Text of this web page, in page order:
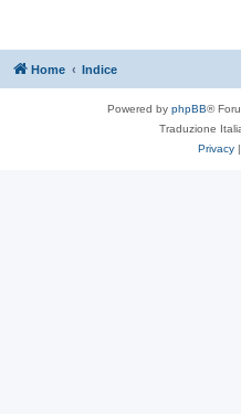
Home Indice
Powered by phpBB®
Traduzione
Privacy |